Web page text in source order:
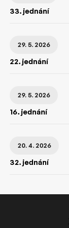
33. jednání
29. 5. 2026
22. jednání
29. 5. 2026
16. jednání
20. 4. 2026
32. jednání